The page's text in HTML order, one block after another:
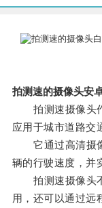
拍测速的摄像头安
拍测速摄像头作
应用于城市道路交
它通过高清摄像
辆的行驶速度，并
拍测速摄像头不
用，还可以通过远